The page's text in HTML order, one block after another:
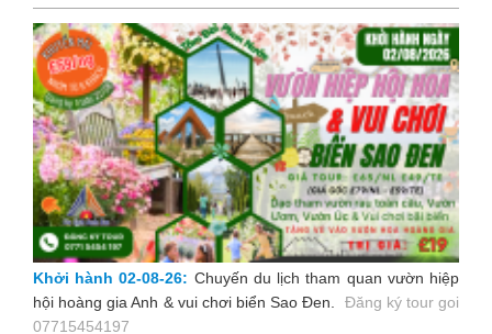
Khởi hành 02-08-26: Chuyến du lịch tham quan vườn hiệp
hội hoàng gia Anh & vui chơi biển Sao Đen
Đăng ký tour goi
07715454197